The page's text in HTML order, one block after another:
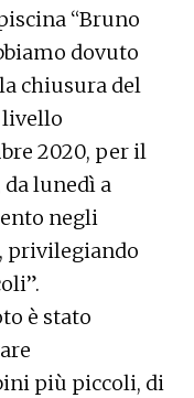
“Bruno
dovuto
chiusura del
livello
2020, per il
da lunedì a
negli
privilegiando
è stato
più piccoli, di